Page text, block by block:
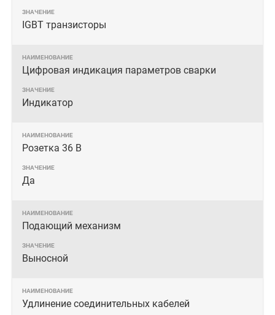
IGBT транзисторы
Цифровая индикация параметров сварки
Индикатор
Розетка 36 В
Да
Подающий механизм
Выносной
Удлинение соединительных кабелей